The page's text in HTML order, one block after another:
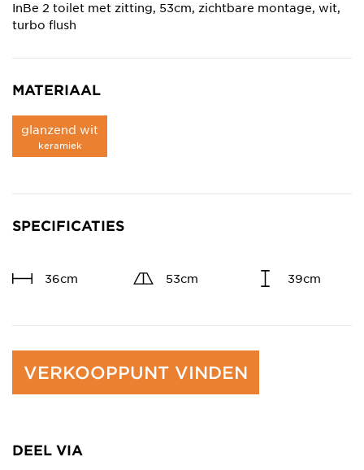
InBe 2 toilet met zitting, 53cm, zichtbare montage, wit,
turbo flush
MATERIAAL
glanzend wit
keramiek
SPECIFICATIES
36cm 53cm 39cm
VERKOOPPUNT VINDEN
DEEL VIA